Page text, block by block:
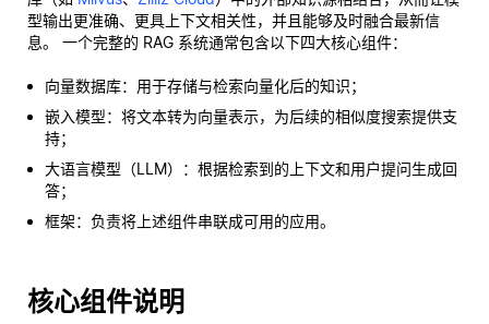
型输出更准确、更具上下文相关性，并且能够及时融合最新信
息。 一个完整的 RAG 系统通常包含以下四大核心组件：
向量数据库：用于存储与检索向量化后的知识；
嵌入模型：将文本转为向量表示，为后续的相似度搜索提供支
持；
大语言模型（LLM）：根据检索到的上下文和用户提问生成回
答；
框架：负责将上述组件串联成可用的应用。
核心组件说明